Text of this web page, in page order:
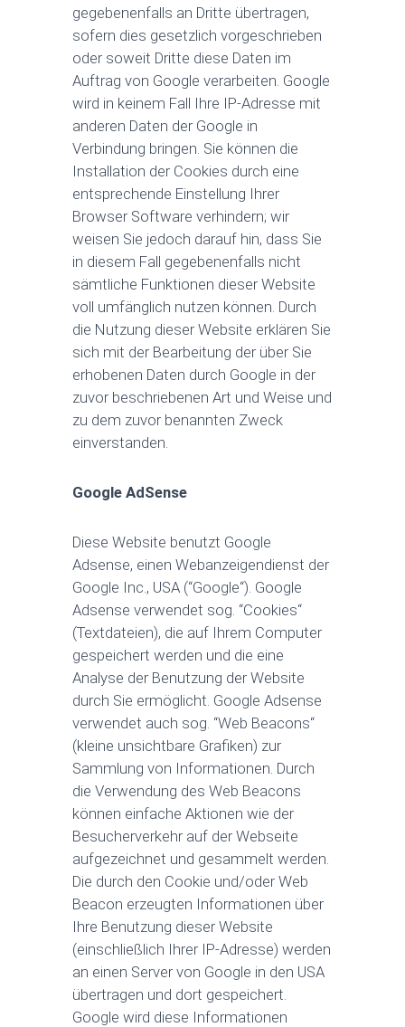
gegebenenfalls an Dritte übertragen,
sofern dies gesetzlich vorgeschrieben
oder soweit Dritte diese Daten im
Auftrag von Google verarbeiten. Google
wird in keinem Fall Ihre IP-Adresse mit
anderen Daten der Google in
Verbindung bringen. Sie können die
Installation der Cookies durch eine
entsprechende Einstellung Ihrer
Browser Software verhindern; wir
weisen Sie jedoch darauf hin, dass Sie
in diesem Fall gegebenenfalls nicht
sämtliche Funktionen dieser Website
voll umfänglich nutzen können. Durch
die Nutzung dieser Website erklären Sie
sich mit der Bearbeitung der über Sie
erhobenen Daten durch Google in der
zuvor beschriebenen Art und Weise und
zu dem zuvor benannten Zweck
einverstanden.
Google AdSense
Diese Website benutzt Google
Adsense, einen Webanzeigendienst der
Google Inc., USA (“Google“). Google
Adsense verwendet sog. “Cookies“
(Textdateien), die auf Ihrem Computer
gespeichert werden und die eine
Analyse der Benutzung der Website
durch Sie ermöglicht. Google Adsense
verwendet auch sog. “Web Beacons“
(kleine unsichtbare Grafiken) zur
Sammlung von Informationen. Durch
die Verwendung des Web Beacons
können einfache Aktionen wie der
Besucherverkehr auf der Webseite
aufgezeichnet und gesammelt werden.
Die durch den Cookie und/oder Web
Beacon erzeugten Informationen über
Ihre Benutzung dieser Website
(einschließlich Ihrer IP-Adresse) werden
an einen Server von Google in den USA
übertragen und dort gespeichert.
Google wird diese Informationen